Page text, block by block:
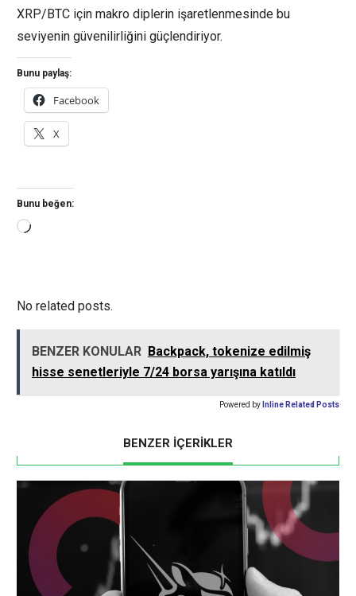
XRP/BTC için makro diplerin işaretlenmesinde bu
seviyenin güvenilirliğini güçlendiriyor.
Bunu paylaş:
Facebook
X
Bunu beğen:
Yükleniyor...
No related posts.
BENZER KONULAR Backpack, tokenize edilmiş
hisse senetleriyle 7/24 borsa yarışına katıldı
Powered by Inline Related Posts
BENZER İÇERİKLER